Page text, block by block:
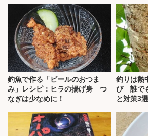
釣魚で作る「ビールのおつま
み」レシピ：ヒラの揚げ身 つ
なぎは少なめに！
釣りは熱
び 誰で
と対策3